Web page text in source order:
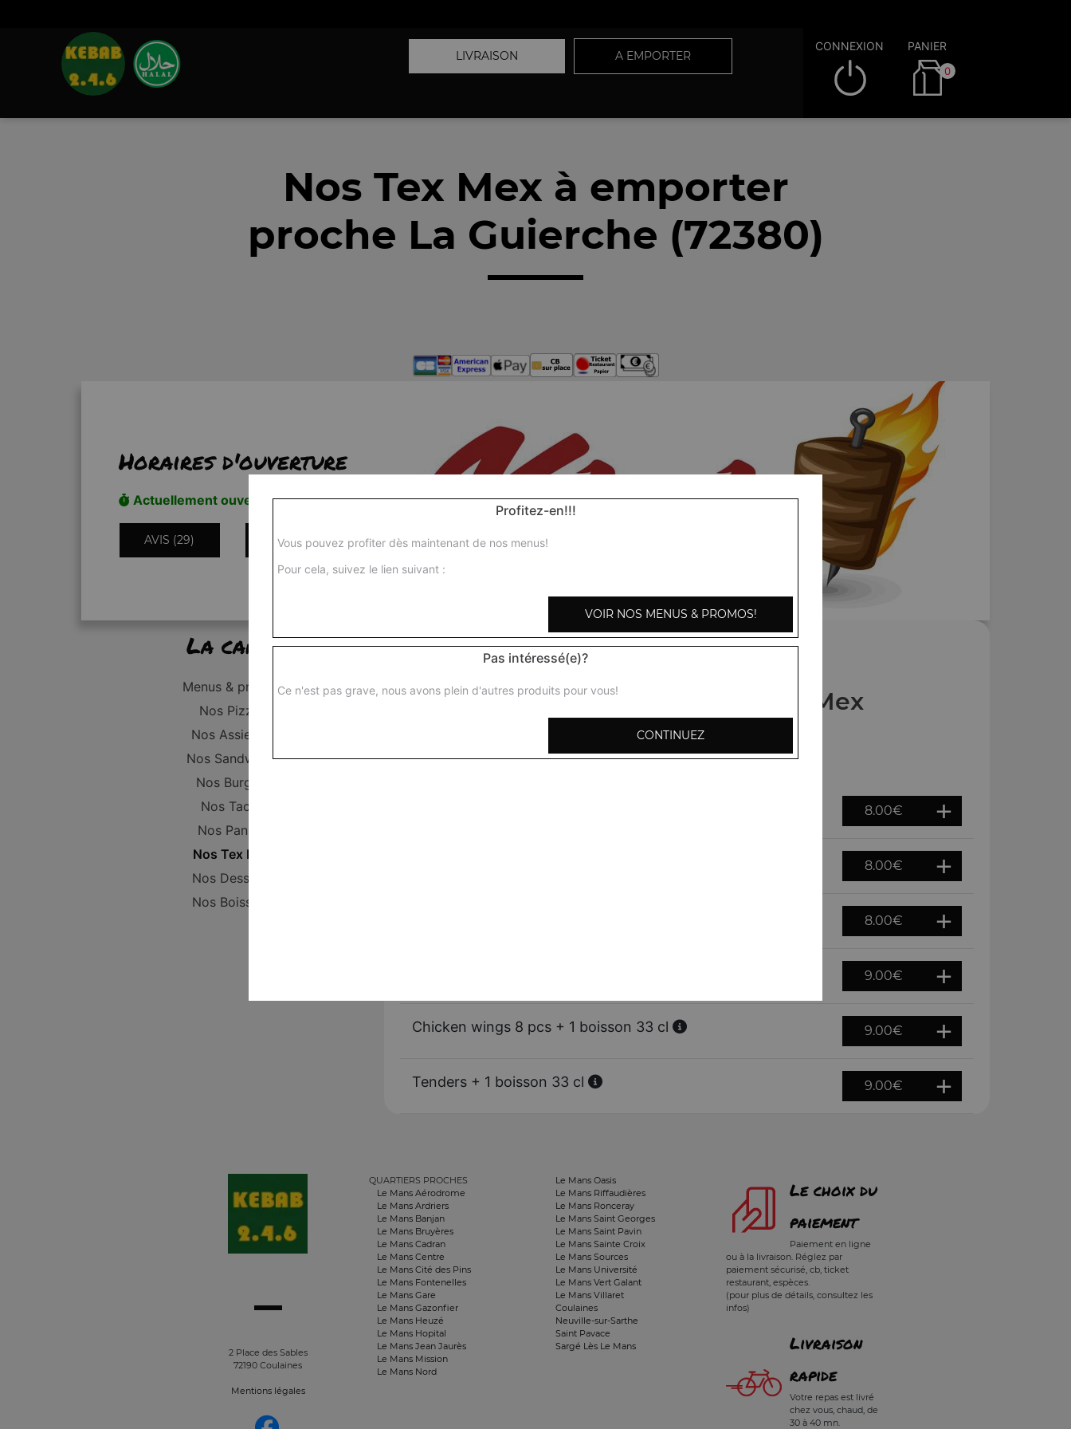
LIVRAISON A EMPORTER
CONNEXION PANIER
0
Nos Tex Mex à emporter
proche La Guierche (72380)
Horaires d'ouverture
Actuellement ouvert
AVIS (29) INFORMATIONS
La carte
Menus & promos
Nos Pizzas
Nos Assiettes
Nos Sandwichs
Nos Burgers
Nos Tacos
Nos Paninis
Nos Tex Mex
Nos Desserts
Nos Boissons
Nos Tex Mex
8.00€
8.00€
8.00€
9.00€
Chicken wings 8 pcs + 1 boisson 33 cl 9.00€
Tenders + 1 boisson 33 cl 9.00€
2 Place des Sables
72190 Coulaines
Mentions légales
QUARTIERS PROCHES
Le Mans Aérodrome
Le Mans Ardriers
Le Mans Banjan
Le Mans Bruyères
Le Mans Cadran
Le Mans Centre
Le Mans Cité des Pins
Le Mans Fontenelles
Le Mans Gare
Le Mans Gazonfier
Le Mans Heuzé
Le Mans Hopital
Le Mans Jean Jaurès
Le Mans Mission
Le Mans Nord
Le Mans Oasis
Le Mans Riffaudières
Le Mans Ronceray
Le Mans Saint Georges
Le Mans Saint Pavin
Le Mans Sainte Croix
Le Mans Sources
Le Mans Université
Le Mans Vert Galant
Le Mans Villaret
Coulaines
Neuville-sur-Sarthe
Saint Pavace
Sargé Lès Le Mans
Le choix du
paiement
Paiement en ligne
ou à la livraison. Réglez par
paiement sécurisé, cb, ticket
restaurant, espèces.
(pour plus de détails, consultez les
infos)
Livraison
rapide
Votre repas est livré
chez vous, chaud, de
30 à 40 mn.
Profitez-en!!!
Vous pouvez profiter dès maintenant de nos menus!
Pour cela, suivez le lien suivant :
VOIR NOS MENUS & PROMOS!
Pas intéressé(e)?
Ce n'est pas grave, nous avons plein d'autres produits pour vous!
CONTINUEZ